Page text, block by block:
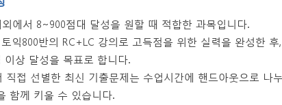
외에서 8~900점대 달성을 원할 때 적합한 과목입니다.
익800반의 RC+LC 강의로 고득점을 위한 실력을 완성한
이상 달성을 목표로 합니다.
직접 선별한 최신 기출문제는 수업시간에 핸드아웃으로 나
함께 키울 수 있습니다.